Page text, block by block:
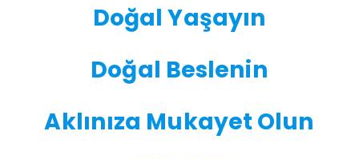
Doğal Yaşayın
Doğal Beslenin
Aklınıza Mukayet Olun